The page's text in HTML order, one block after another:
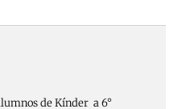
de Kínder a 6°